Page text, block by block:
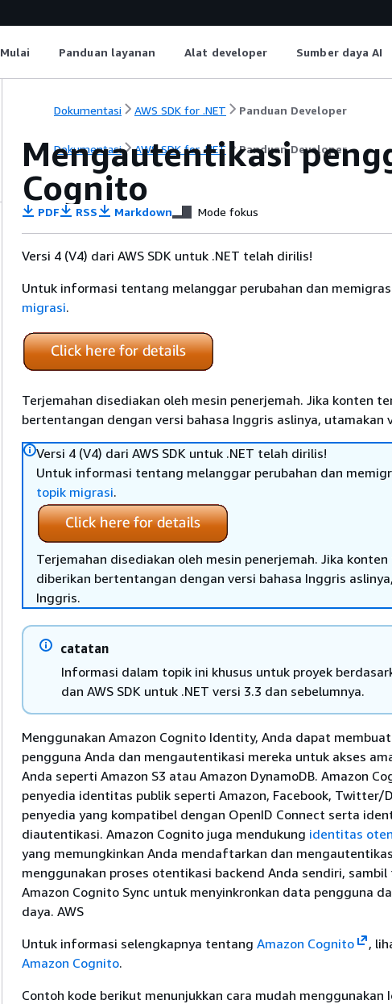
Mulai Panduan layanan Alat developer Sumber daya AI
Dokumentasi AWS SDK for .NET Panduan Developer
Dokumentasi AWS SDK for .NET Panduan Developer
Mengautentikasi
Cognito
PDF RSS Markdown Mode fokus
Versi 4 (V4) dari AWS SDK untuk .NET telah dirilis!
Untuk informasi tentang melanggar perubahan dan
migrasi.
Terjemahan disediakan oleh mesin penerjemah. Jika konten
bertentangan dengan versi bahasa Inggris aslinya, utamakan
Versi 4 (V4) dari AWS SDK untuk .NET telah dirilis!
Untuk informasi tentang melanggar perubahan dan
topik migrasi.
Terjemahan disediakan oleh mesin penerjemah. Jika
diberikan bertentangan dengan versi bahasa Inggris
Inggris.
catatan
Informasi dalam topik ini khusus untuk proyek
dan AWS SDK untuk .NET versi 3.3 dan sebelumnya.
Menggunakan Amazon Cognito Identity, Anda dapat
pengguna Anda dan mengautentikasi mereka untuk akses
Anda seperti Amazon S3 atau Amazon DynamoDB. Amazon
penyedia identitas publik seperti Amazon, Facebook, Twitter/
penyedia yang kompatibel dengan OpenID Connect serta
diautentikasi. Amazon Cognito juga mendukung identitas
yang memungkinkan Anda mendaftarkan dan
menggunakan proses otentikasi backend Anda sendiri,
Amazon Cognito Sync untuk menyinkronkan data pengguna
daya. AWS
Untuk informasi selengkapnya tentang Amazon Cognito
,
Amazon Cognito.
Contoh kode berikut menunjukkan cara mudah menggunakan